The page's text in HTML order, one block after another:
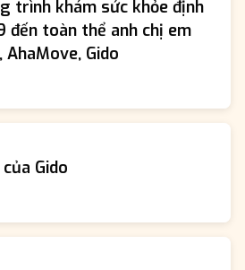
trình khám sức khỏe định
đến toàn thể anh chị em
AhaMove, Gido
Gido